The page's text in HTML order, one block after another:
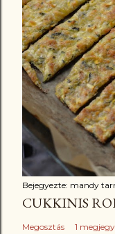
Bejegyezte: mandy
CUKKINIS
Megosztás 1